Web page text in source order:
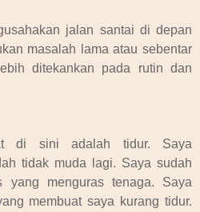
jalan santai di depan
masalah lama atau sebentar
ditekankan pada rutin dan
di sini adalah tidur. Saya
tidak muda lagi. Saya sudah
yang menguras tenaga. Saya
membuat saya kurang tidur.